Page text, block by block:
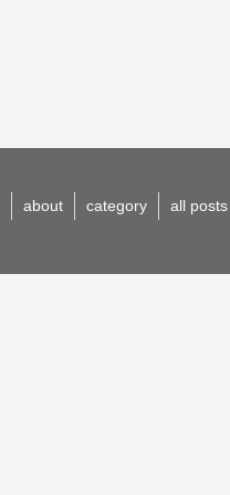
about category all posts